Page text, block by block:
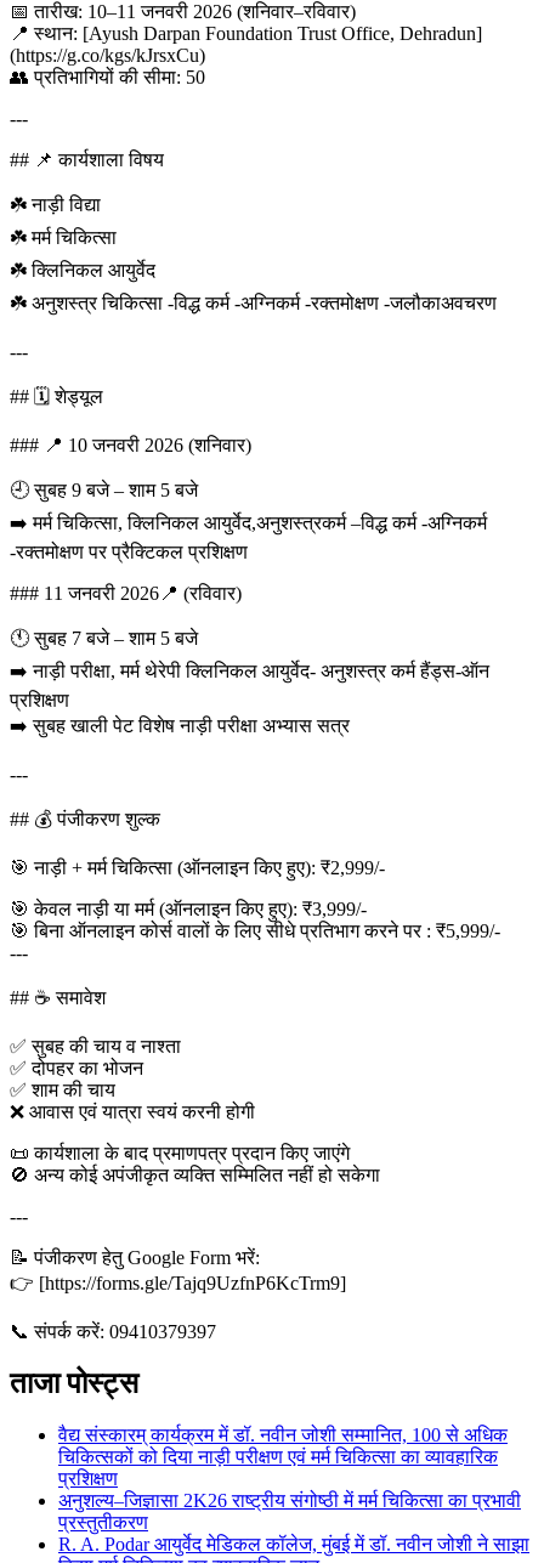
📅 तारीख: 10–11 जनवरी 2026 (शनिवार–रविवार)
📍 स्थान: [Ayush Darpan Foundation Trust Office, Dehradun]
(https://g.co/kgs/kJrsxCu)
👥 प्रतिभागियों की सीमा: 50
---
## 📌 कार्यशाला विषय
☘️ नाड़ी विद्या
☘️ मर्म चिकित्सा
☘️ क्लिनिकल आयुर्वेद
☘️ अनुशस्त्र चिकित्सा -विद्ध कर्म -अग्निकर्म -रक्तमोक्षण -जलौकाअवचरण
---
## 🗓️ शेड्यूल
### 📍 10 जनवरी 2026 (शनिवार)
🕘 सुबह 9 बजे – शाम 5 बजे
➡️ मर्म चिकित्सा, क्लिनिकल आयुर्वेद,अनुशस्त्रकर्म –विद्ध कर्म -अग्निकर्म
-रक्तमोक्षण पर प्रैक्टिकल प्रशिक्षण
### 11 जनवरी 2026📍 (रविवार)
🕚 सुबह 7 बजे – शाम 5 बजे
➡️ नाड़ी परीक्षा, मर्म थेरेपी क्लिनिकल आयुर्वेद- अनुशस्त्र कर्म हैंड्स-ऑन
प्रशिक्षण
➡️ सुबह खाली पेट विशेष नाड़ी परीक्षा अभ्यास सत्र
---
## 💰 पंजीकरण शुल्क
🎯 नाड़ी + मर्म चिकित्सा (ऑनलाइन किए हुए): ₹2,999/-
🎯 केवल नाड़ी या मर्म (ऑनलाइन किए हुए): ₹3,999/-
🎯 बिना ऑनलाइन कोर्स वालों के लिए सीधे प्रतिभाग करने पर : ₹5,999/-
---
## ☕ समावेश
✅ सुबह की चाय व नाश्ता
✅ दोपहर का भोजन
✅ शाम की चाय
❌ आवास एवं यात्रा स्वयं करनी होगी
📜 कार्यशाला के बाद प्रमाणपत्र प्रदान किए जाएंगे
🚫 अन्य कोई अपंजीकृत व्यक्ति सम्मिलित नहीं हो सकेगा
---
📝 पंजीकरण हेतु Google Form भरें:
👉 [https://forms.gle/Tajq9UzfnP6KcTrm9]
📞 संपर्क करें: 09410379397
ताजा पोस्ट्स
वैद्य संस्कारम् कार्यक्रम में डॉ. नवीन जोशी सम्मानित, 100 से अधिक
चिकित्सकों को दिया नाड़ी परीक्षण एवं मर्म चिकित्सा का व्यावहारिक
प्रशिक्षण
अनुशल्य–जिज्ञासा 2K26 राष्ट्रीय संगोष्ठी में मर्म चिकित्सा का प्रभावी
प्रस्तुतीकरण
R. A. Podar आयुर्वेद मेडिकल कॉलेज, मुंबई में डॉ. नवीन जोशी ने साझा